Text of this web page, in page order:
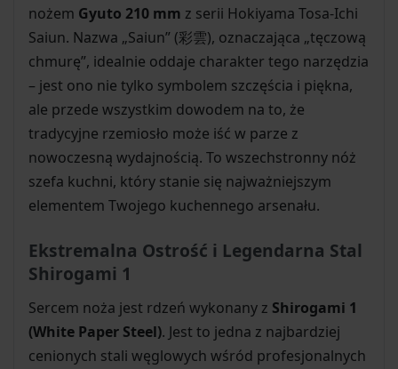
nożem Gyuto 210 mm z serii Hokiyama Tosa-Ichi
Saiun. Nazwa „Saiun” (彩雲), oznaczająca „tęczową
chmurę”, idealnie oddaje charakter tego narzędzia
– jest ono nie tylko symbolem szczęścia i piękna,
ale przede wszystkim dowodem na to, że
tradycyjne rzemiosło może iść w parze z
nowoczesną wydajnością. To wszechstronny nóż
szefa kuchni, który stanie się najważniejszym
elementem Twojego kuchennego arsenału.
Ekstremalna Ostrość i Legendarna Stal
Shirogami 1
Sercem noża jest rdzeń wykonany z Shirogami 1
(White Paper Steel). Jest to jedna z najbardziej
cenionych stali węglowych wśród profesjonalnych